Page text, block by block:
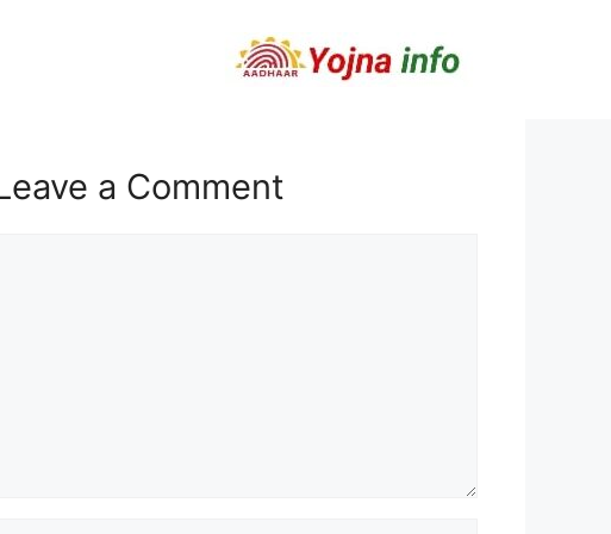
a Comment